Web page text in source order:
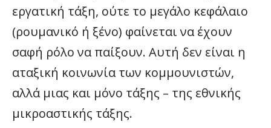
εργατική τάξη, ούτε το μεγάλο κεφάλαιο
(ρουμανικό ή ξένο) φαίνεται να έχουν
σαφή ρόλο να παίξουν. Αυτή δεν είναι η
αταξική κοινωνία των κομμουνιστών,
αλλά μιας και μόνο τάξης – της εθνικής
μικροαστικής τάξης.